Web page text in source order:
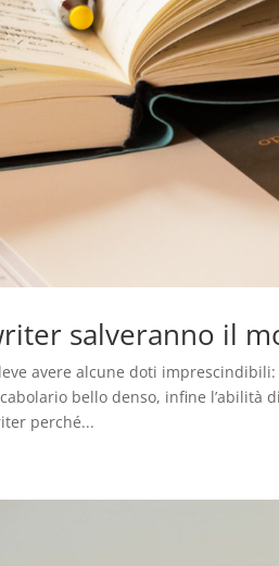
salveranno il
avere alcune doti
bello denso, infine l’abilità
perché...